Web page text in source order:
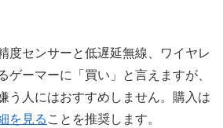
度センサーと低遅延無線、ワイヤレ
ゲーマーに「買い」と言えますが、
う人にはおすすめしません。購入は
を見る ことを推奨します。